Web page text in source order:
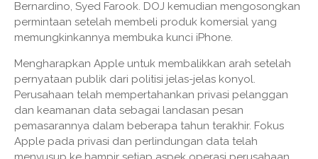
Bernardino, Syed Farook. DOJ kemudian mengosongkan
permintaan setelah membeli produk komersial yang
memungkinkannya membuka kunci iPhone.
Mengharapkan Apple untuk membalikkan arah setelah
pernyataan publik dari politisi jelas-jelas konyol.
Perusahaan telah mempertahankan privasi pelanggan
dan keamanan data sebagai landasan pesan
pemasarannya dalam beberapa tahun terakhir. Fokus
Apple pada privasi dan perlindungan data telah